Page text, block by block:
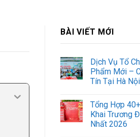
BÀI VIẾT MỚI
Dịch Vụ Tổ
Phẩm Mới –
Tín Tại Hà Nội
Tổng Hợp
Khai Trương
Nhất 2026